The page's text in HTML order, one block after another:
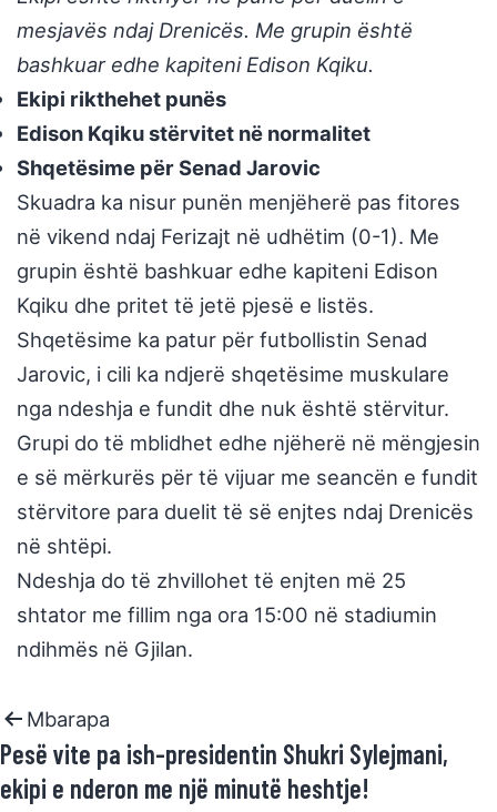
mesjavës ndaj Drenicës. Me grupin është
bashkuar edhe kapiteni Edison Kqiku.
Ekipi rikthehet punës
Edison Kqiku stërvitet në normalitet
Shqetësime për Senad Jarovic
Skuadra ka nisur punën menjëherë pas fitores
në vikend ndaj Ferizajt në udhëtim (0-1). Me
grupin është bashkuar edhe kapiteni Edison
Kqiku dhe pritet të jetë pjesë e listës.
Shqetësime ka patur për futbollistin Senad
Jarovic, i cili ka ndjerë shqetësime muskulare
nga ndeshja e fundit dhe nuk është stërvitur.
Grupi do të mblidhet edhe njëherë në mëngjesin
e së mërkurës për të vijuar me seancën e fundit
stërvitore para duelit të së enjtes ndaj Drenicës
në shtëpi.
Ndeshja do të zhvillohet të enjten më 25
shtator me fillim nga ora 15:00 në stadiumin
ndihmës në Gjilan.
Mbarapa
Pesë vite pa ish-presidentin Shukri Sylejmani,
ekipi e nderon me një minutë heshtje!